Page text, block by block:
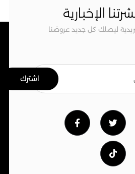
الإخبارية
ليصلك كل جديد عروضنا